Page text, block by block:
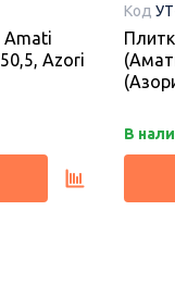
Amati
Azori
Код
В